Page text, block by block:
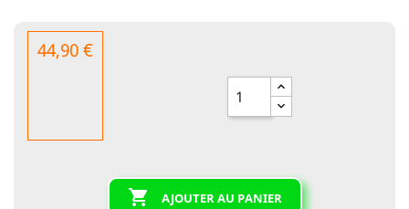
44,90 €
 AJOUTER AU PANIER